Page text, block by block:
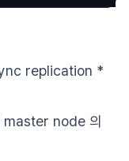
replication *
master node 의